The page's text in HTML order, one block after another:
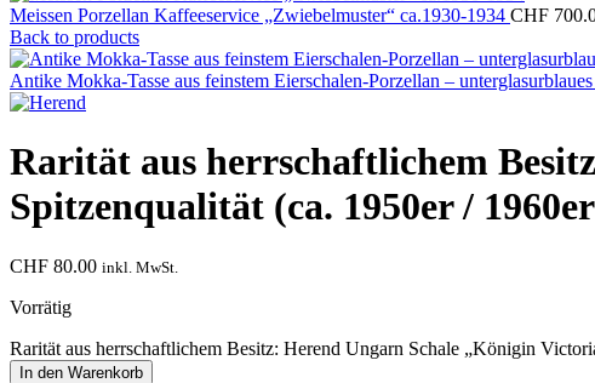
Meissen Porzellan Kaffeeservice „Zwiebelmuster“ ca.1930-1934 CHF
Back to products
Antike Mokka‑Tasse aus feinstem Eierschalen‑Porzellan –
Rarität aus herrschaftlichem
Spitzenqualität (ca. 1950er /
CHF 80.00 inkl. MwSt.
Vorrätig
Rarität aus herrschaftlichem Besitz: Herend Ungarn Schale „Königin
In den Warenkorb